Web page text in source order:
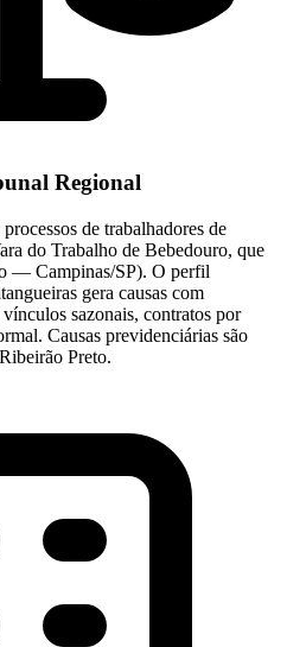
Regional
de trabalhadores de
do Trabalho de Bebedouro, que
— Campinas/SP). O perfil
gera causas com
sazonais, contratos por
Causas previdenciárias são
Preto.